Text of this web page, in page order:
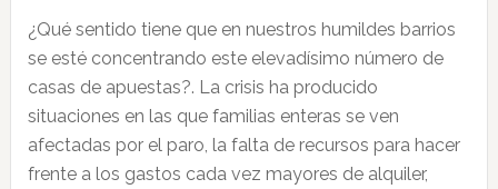
¿Qué sentido tiene que en nuestros humildes barrios
se esté concentrando este elevadísimo número de
casas de apuestas?. La crisis ha producido
situaciones en las que familias enteras se ven
afectadas por el paro, la falta de recursos para hacer
frente a los gastos cada vez mayores de alquiler,